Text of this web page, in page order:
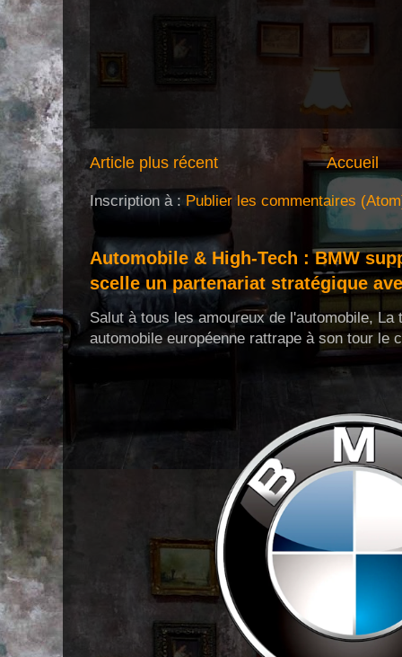
Article plus récent Accueil
Inscription à : Publier les commentaires
Automobile & High-Tech : BMW
scelle un partenariat stratégique
Salut à tous les amoureux de l'automobile,
automobile européenne rattrape à son tour le